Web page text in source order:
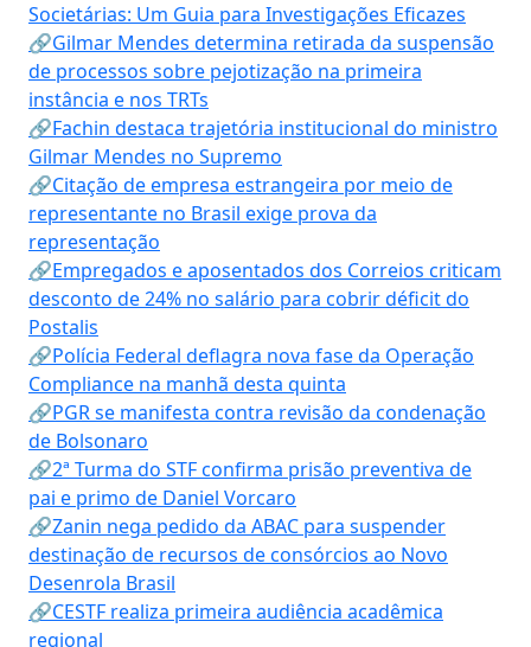
Societárias: Um Guia para Investigações Eficazes
🔗Gilmar Mendes determina retirada da suspensão
de processos sobre pejotização na primeira
instância e nos TRTs
🔗Fachin destaca trajetória institucional do ministro
Gilmar Mendes no Supremo
🔗Citação de empresa estrangeira por meio de
representante no Brasil exige prova da
representação
🔗Empregados e aposentados dos Correios criticam
desconto de 24% no salário para cobrir déficit do
Postalis
🔗Polícia Federal deflagra nova fase da Operação
Compliance na manhã desta quinta
🔗PGR se manifesta contra revisão da condenação
de Bolsonaro
🔗2ª Turma do STF confirma prisão preventiva de
pai e primo de Daniel Vorcaro
🔗Zanin nega pedido da ABAC para suspender
destinação de recursos de consórcios ao Novo
Desenrola Brasil
🔗CESTF realiza primeira audiência acadêmica
regional